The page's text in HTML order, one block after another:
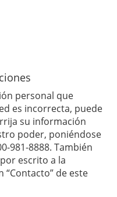
personal que
es incorrecta, puede
su información
poder, poniéndose
981-8888. También
escrito a la
“Contacto” de este